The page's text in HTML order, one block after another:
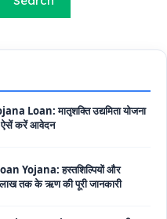
Loan Scheme: श्रमिक मकान
है दो लाख का लोन, 8 साल नहीं देना
मातृशक्ति उद्यमिता योजना
ऐसें करें आवेदन
Yojana: हस्तशिल्पियों और
Loan Yojana: इस सरकारी